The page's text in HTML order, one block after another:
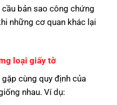
bản sao công chứng
những cơ quan khác lại
loại giấy tờ
cùng quy định của
nhau. Ví dụ: